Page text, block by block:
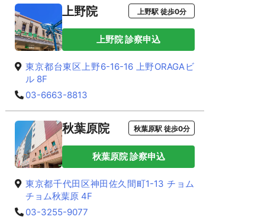
上野院 上野駅 徒歩0分
上野院 診察申込
東京都台東区上野6-16-16 上野ORAGAビ
ル 8F
03-6663-8813
秋葉原院 秋葉原駅 徒歩0分
秋葉原院 診察申込
東京都千代田区神田佐久間町1-13 チョム
チョム秋葉原 4F
03-3255-9077